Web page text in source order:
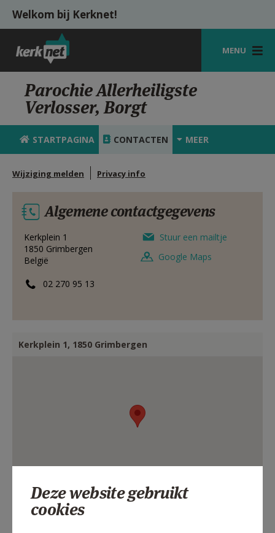
Overslaan en naar de inhoud gaan
Welkom bij Kerknet!
MENU
STARTPAGINA
KERK
VIERINGEN
HULP
MIJN PAROCHIE
AANMELDEN OF REGISTREREN
Parochie Allerheiligste
Verlosser, Borgt
STARTPAGINA CONTACTEN MEER
Wijziging melden Privacy info
Algemene contactgegevens
Kerkplein 1
1850 Grimbergen
België
02 270 95 13
Stuur een mailtje
Google Maps
Kerkplein 1, 1850 Grimbergen
Deze website gebruikt
cookies